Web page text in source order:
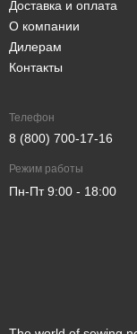
Доставка и оплата
О компании
Дилерам
Контакты
Телефон
8 (800) 700-17-16
Режим работы
Пн-Пт 9:00 - 18:00